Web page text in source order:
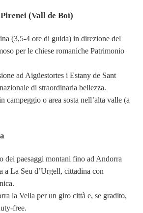
(Vall de Boí)
(3,5-4 ore di guida) in direzione del
per le chiese romaniche Patrimonio
ad Aigüestortes i Estany de Sant
di straordinaria bellezza.
campeggio o area sosta nell’alta valle (a
dei paesaggi montani fino ad Andorra
a La Seu d’Urgell, cittadina con
la Vella per un giro città e, se gradito,
free.